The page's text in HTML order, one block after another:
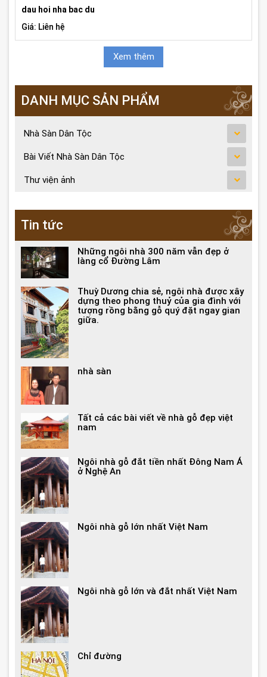
dau hoi nha bac du
Giá: Liên hệ
Xem thêm
DANH MỤC SẢN PHẨM
Nhà Sàn Dân Tộc
Bài Viết Nhà Sàn Dân Tộc
Thư viện ảnh
Tin tức
Những ngôi nhà 300 năm vẫn đẹp ở
làng cổ Đường Lâm
Thuỳ Dương chia sẻ, ngôi nhà được xây
dựng theo phong thuỷ của gia đình với
tượng rồng bằng gỗ quý đặt ngay gian
giữa.
nhà sàn
Tất cả các bài viết về nhà gỗ đẹp việt
nam
Ngôi nhà gỗ đắt tiền nhất Đông Nam Á
ở Nghệ An
Ngôi nhà gỗ lớn nhất Việt Nam
Ngôi nhà gỗ lớn và đắt nhất Việt Nam
Chỉ đường